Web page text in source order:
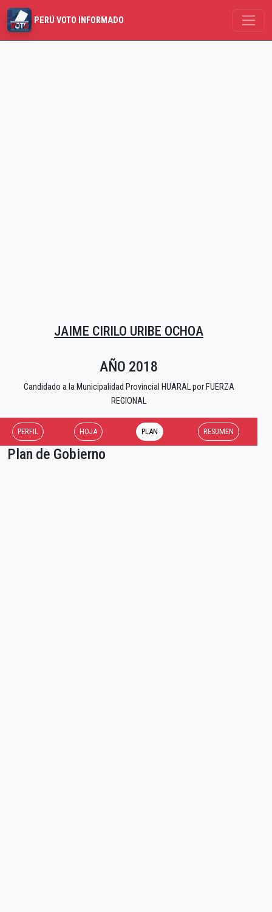
PERÚ VOTO INFORMADO
JAIME CIRILO URIBE OCHOA
AÑO 2018
Candidado a la Municipalidad Provincial HUARAL por FUERZA
REGIONAL
PERFIL HOJA PLAN RESUMEN
Plan de Gobierno